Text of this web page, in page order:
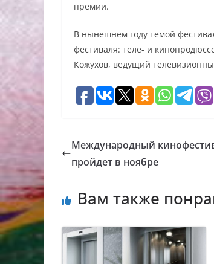
премии.
В нынешнем году темой
фестиваля: теле- и
Кожухов, ведущий
Международный
пройдет в ноябре
Вам также